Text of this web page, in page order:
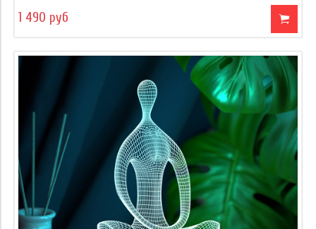
1 490 руб